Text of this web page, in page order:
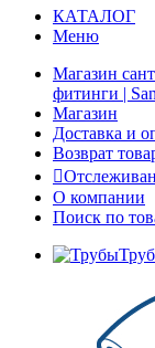
КАТАЛОГ
Меню
Магазин
фитинги |
Магазин
Доставка и
Возврат
О компании
Поиск по